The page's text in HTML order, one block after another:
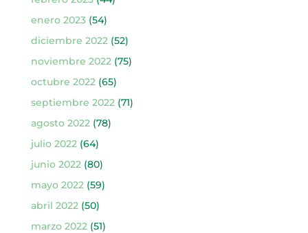
enero 2023(54)
diciembre 2022 (52)
noviembre 2022 (75)
octubre 2022 (65)
septiembre 2022 (71)
agosto 2022 (78)
julio 2022 (64)
junio 2022 (80)
mayo 2022 (59)
abril 2022 (50)
marzo 2022 (51)